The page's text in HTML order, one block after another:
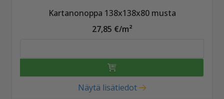
Kartanonoppa 138x138x80 musta
27,85 €/m²
Näytä lisätiedot